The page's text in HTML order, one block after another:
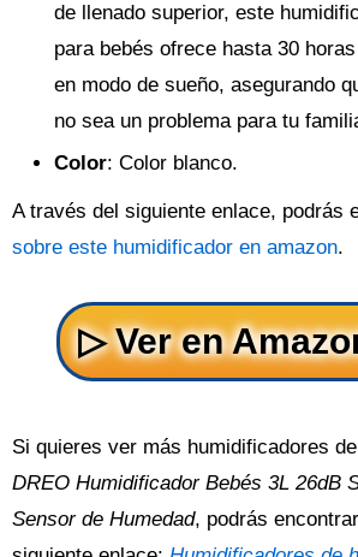
de llenado superior, este
para bebés ofrece hasta 30
en modo de sueño, asegurando
no sea un problema para tu
Color: Color blanco.
A través del siguiente enlace, podrás
sobre este humidificador en amazon.
Si quieres ver más humidificadores
DREO Humidificador Bebés 3L 26dB
Sensor de Humedad, podrás